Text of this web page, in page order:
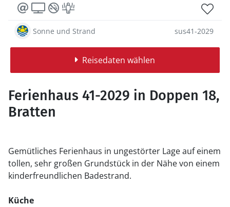
Sonne und Strand sus41-2029
Reisedaten wählen
Ferienhaus 41-2029 in Doppen 18,
Bratten
Gemütliches Ferienhaus in ungestörter Lage auf einem
tollen, sehr großen Grundstück in der Nähe von einem
kinderfreundlichen Badestrand.
Küche